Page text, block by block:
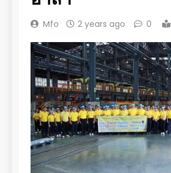
Mfo 2 years ago 0